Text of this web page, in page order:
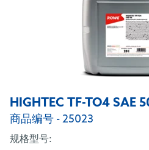
HIGHTEC TF-TO4 SAE
商品编号 - 25023
规格型号: